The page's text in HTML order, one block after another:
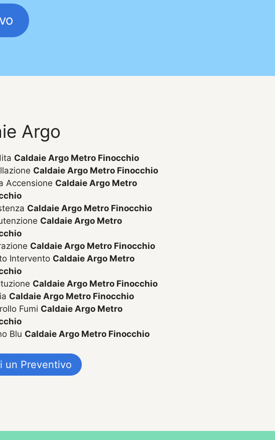
Argo
Caldaie Argo Metro Finocchio
Caldaie Argo Metro Finocchio
Accensione Caldaie Argo Metro
Caldaie Argo Metro Finocchio
Caldaie Argo Metro
Caldaie Argo Metro Finocchio
Intervento Caldaie Argo Metro
Caldaie Argo Metro Finocchio
Caldaie Argo Metro Finocchio
Fumi Caldaie Argo Metro
Blu Caldaie Argo Metro Finocchio
un Preventivo